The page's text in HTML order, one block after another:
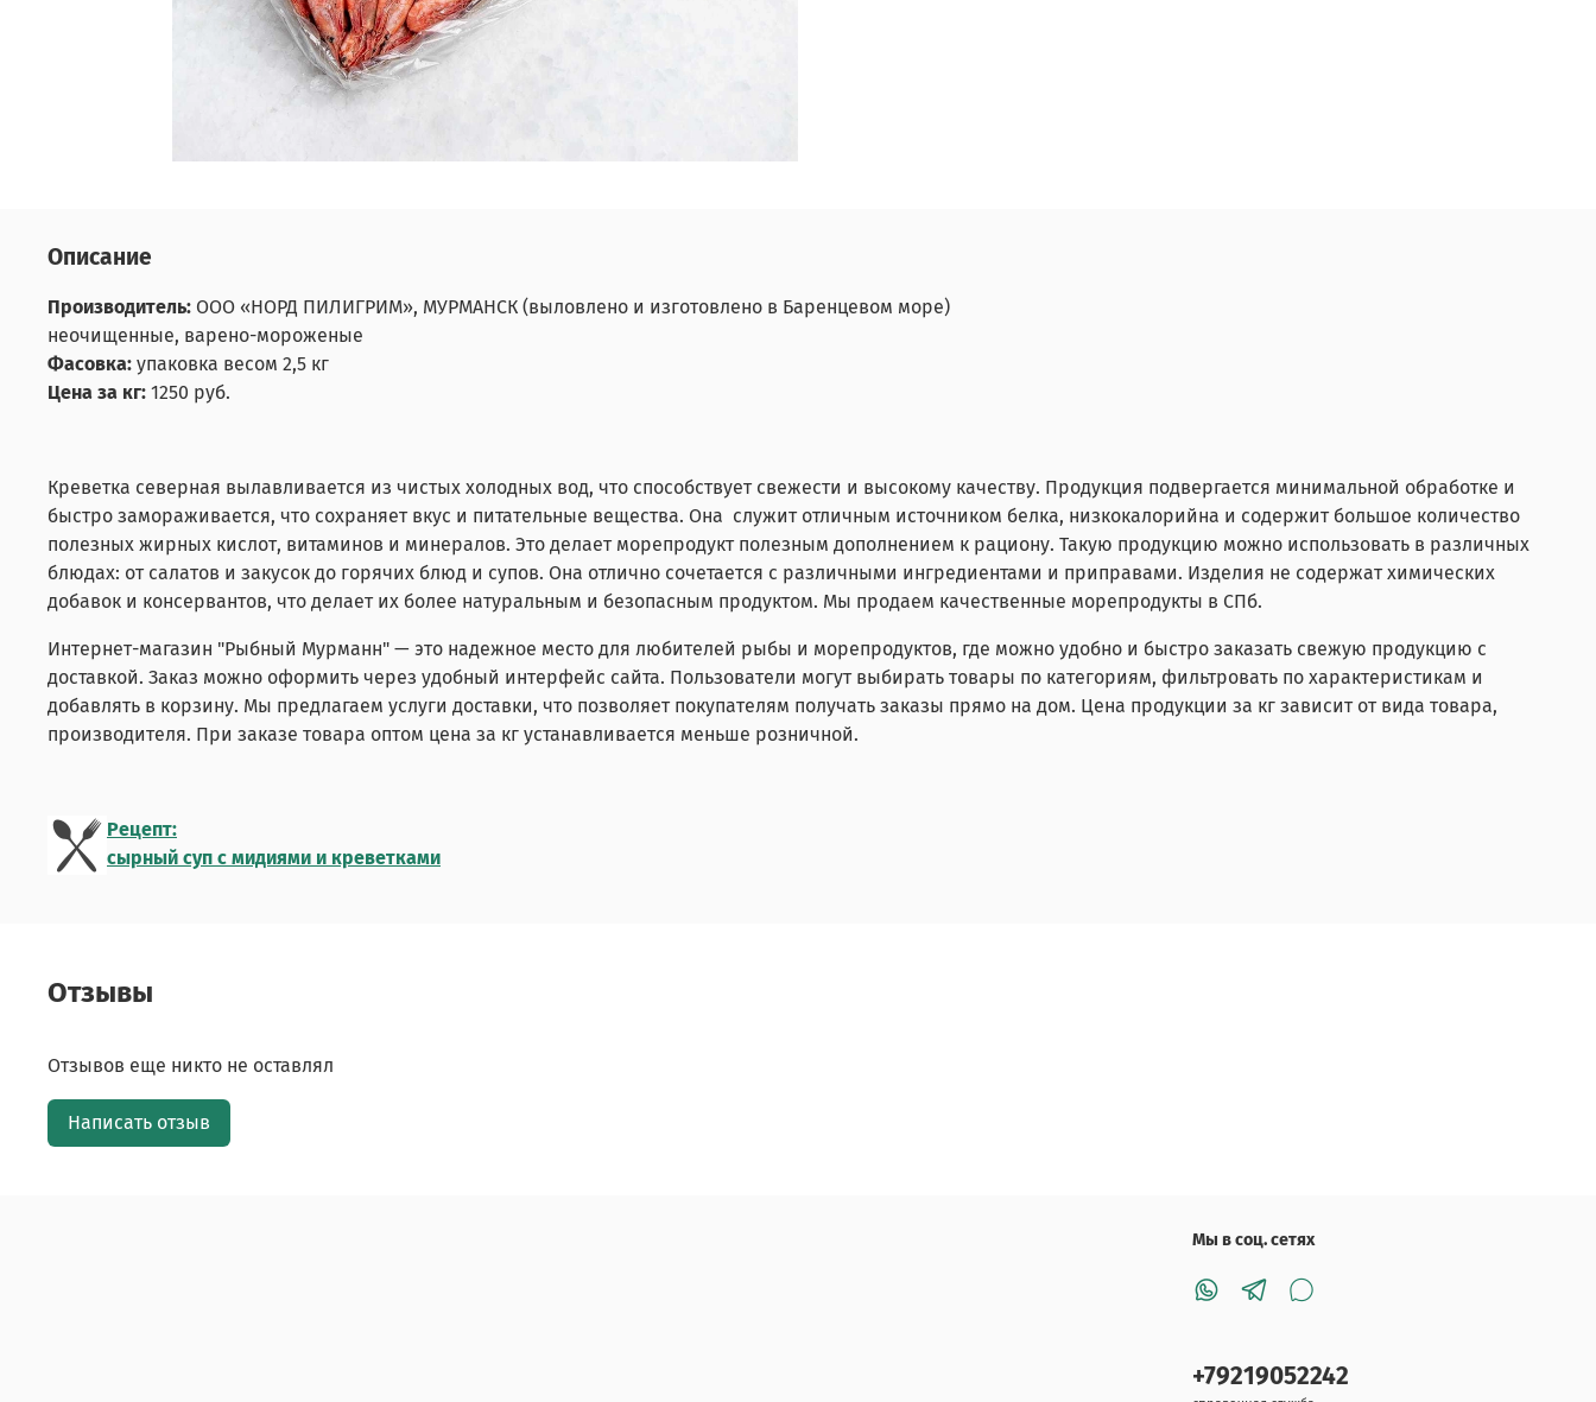
Описание
Производитель: ООО «НОРД ПИЛИГРИМ», МУРМАНСК (выловлено и изготовлено в Баренцевом море)
неочищенные, варено-мороженые
Фасовка: упаковка весом 2,5 кг
Цена за кг: 1250 руб.
Креветка северная вылавливается из чистых холодных вод, что способствует свежести и высокому качеству. Продукция подвергается минимальной обработке и
быстро замораживается, что сохраняет вкус и питательные вещества. Она служит отличным источником белка, низкокалорийна и содержит большое количество
полезных жирных кислот, витаминов и минералов. Это делает морепродукт полезным дополнением к рациону. Такую продукцию можно использовать в различных
блюдах: от салатов и закусок до горячих блюд и супов. Она отлично сочетается с различными ингредиентами и приправами. Изделия не содержат химических
добавок и консервантов, что делает их более натуральным и безопасным продуктом. Мы продаем качественные морепродукты в СПб.
Интернет-магазин "Рыбный Мурманн" — это надежное место для любителей рыбы и морепродуктов, где можно удобно и быстро заказать свежую продукцию с
доставкой. Заказ можно оформить через удобный интерфейс сайта. Пользователи могут выбирать товары по категориям, фильтровать по характеристикам и
добавлять в корзину. Мы предлагаем услуги доставки, что позволяет покупателям получать заказы прямо на дом. Цена продукции за кг зависит от вида товара,
производителя. При заказе товара оптом цена за кг устанавливается меньше розничной.
Рецепт:
сырный суп с мидиями и креветками
Отзывы
Отзывов еще никто не оставлял
Написать отзыв
Мы в соц. сетях
+79219052242